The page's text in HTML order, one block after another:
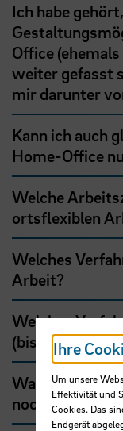
Ich habe
Office
weiter gefasst
mir darunter
Kann ich auch
Home-Office
Welche
ortsflexiblen
Welches
Arbeit?
Welches
(bisher:
Was ist bei
noch wichtig?
Ihre
Um unsere
Effektivität und
Cookies. Das
Endgerät